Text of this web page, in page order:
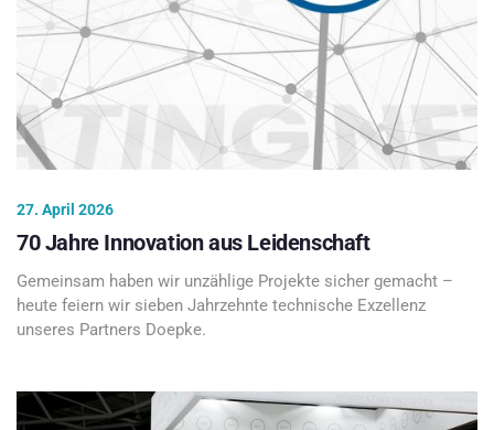
27. April 2026
70 Jahre Innovation aus Leidenschaft
Gemeinsam haben wir unzählige Projekte sicher gemacht –
heute feiern wir sieben Jahrzehnte technische Exzellenz
unseres Partners Doepke.